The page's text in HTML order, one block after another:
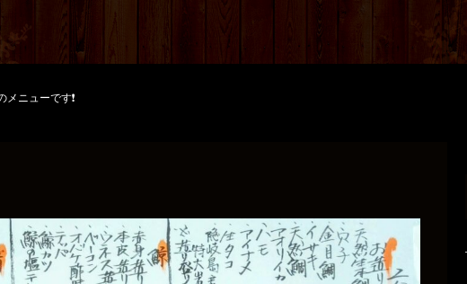
メニューです❗